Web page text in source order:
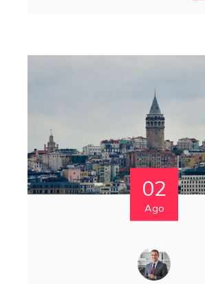
02
Ago